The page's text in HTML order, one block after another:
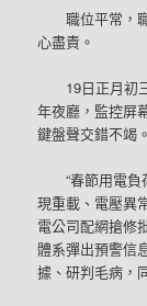
職位平常，
心盡責。
19日正月初
年夜廳，監控屏
鍵盤聲交錯不竭。
“春節用電
現重載、電壓異
電公司配網搶修
體系彈出預警信
據、研判毛病，